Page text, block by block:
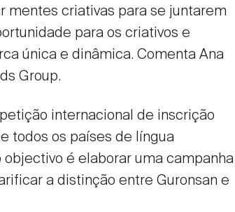
mentes criativas para se juntarem
para os criativos e
única e dinâmica. Comenta Ana
Group.
internacional de inscrição
todos os países de língua
é elaborar uma campanha
a distinção entre Guronsan e